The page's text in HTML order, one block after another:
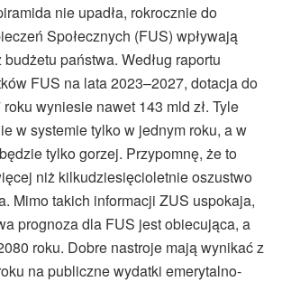
nie upadła, rokrocznie do
Społecznych (FUS) wpływają
państwa. Według raportu
FUS na lata 2023–2027, dotacja do
wyniesie nawet 143 mld zł. Tyle
w systemie tylko w jednym roku, a w
tylko gorzej. Przypomnę, że to
niż kilkudziesięcioletnie oszustwo
Mimo takich informacji ZUS uspokaja,
prognoza dla FUS jest obiecująca, a
roku. Dobre nastroje mają wynikać z
na publiczne wydatki emerytalno-